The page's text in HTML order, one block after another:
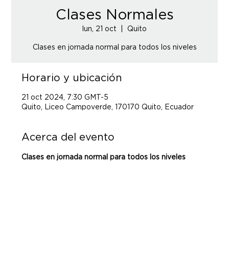
Clases Normales
lun, 21 oct Quito
Clases en jornada normal para todos los niveles
Horario y ubicación
21 oct 2024, 7:30 GMT-5
Quito, Liceo Campoverde, 170170 Quito, Ecuador
Acerca del evento
Clases en jornada normal para todos los niveles